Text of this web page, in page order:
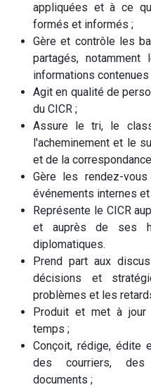
appliquées et à ce
formés et informés ;
Gère et contrôle les
partagés,
informations
Agit en qualité de
du CICR ;
Assure le tri, le
l'acheminement et le
et de la
Gère les rendez-
événements internes
Représente le CICR
et auprès de ses
diplomatiques.
Prend part aux
décisions et
problèmes et les
Produit et met à jour
temps ;
Conçoit, rédige, édite
des courriers, des
documents ;